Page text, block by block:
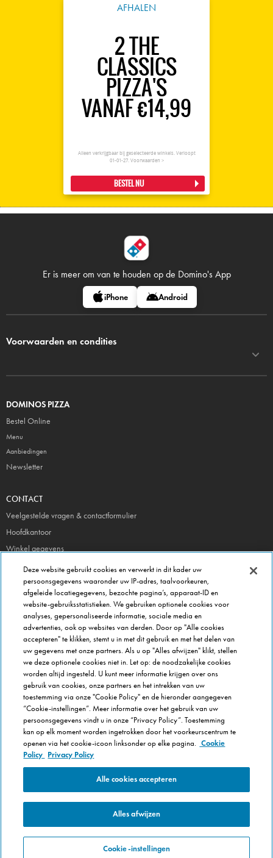
AFHALEN
2 THE
CLASSICS
PIZZA'S
VANAF €14,99
Alleen verkrijgbaar bij geselecteerde winkels. Verloopt
01-01-27. Voorwaarden >
BESTEL NU
Er is meer om van te houden op de Domino's App
iPhone Android
Voorwaarden en condities
DOMINOS PIZZA
Bestel Online
Menu
Aanbiedingen
Newsletter
CONTACT
Veelgestelde vragen & contactformulier
Hoofdkantoor
Winkel gegevens
Beheer je voorkeuren
FRANCHISE INFO
Domino's Franchise
Selectie Criteria
Veel gestelde vragen
OVER DOMINOS
Werken bij Domino's
Onze keuken
Care team (voor medewerkers)
Cookie Policy
Cookie-instellingen
Copyright © Domino's Pizza Belgium SPRL 2015
Deze website gebruikt cookies en verwerkt in dit kader uw
persoonsgegevens waaronder uw IP-adres, taalvoorkeuren,
afgeleide locatiegegevens, bezochte pagina’s, apparaat-ID en
website-gebruiksstatistieken. We gebruiken optionele cookies voor
analyses, gepersonaliseerde informatie, sociale media en
advertenties, ook op websites van derden. Door op "Alle cookies
accepteren" te klikken, stemt u in met dit gebruik en met het delen van
uw gegevens met onze partners. Als u op "Alles afwijzen" klikt, stellen
we deze optionele cookies niet in. Let op: de noodzakelijke cookies
worden altijd ingesteld. U kunt meer informatie krijgen over ons
gebruik van cookies, onze partners en het intrekken van uw
toestemming via onze "Cookie Policy" en de hieronder aangegeven
“Cookie-instellingen”. Meer informatie over het gebruik van uw
persoonsgegevens vindt u in onze “Privacy Policy”. Toestemming
kan op elk moment worden ingetrokken door het voorkeurscentrum te
openen via het cookie-icoon linksonder op elke pagina. Cookie
Policy Privacy Policy
Alle cookies accepteren
Alles afwijzen
Cookie-instellingen